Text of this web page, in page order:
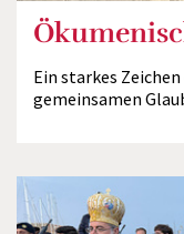
Ein starkes
gemeinsamen